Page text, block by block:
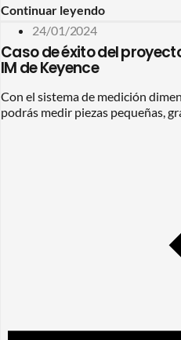
Continuar leyendo
24/01/2024
Caso de éxito del
IM de Keyence
Con el sistema de medición
podrás medir piezas pequeñas,